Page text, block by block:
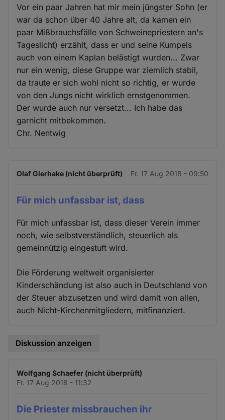
Vor ein paar Jahren hat mir mein jüngster Sohn (er
war da schon über 40 Jahre alt, da kamen ein
paar Mißbrauchsfälle von Schweinepriestern an's
Tageslicht) erzählt, dass er und seine Kumpels
auch von einem Kaplan belästigt wurden... Zwar
nur ein wenig, diese Gruppe war ziemlich stabil,
da traute er sich wohl nicht so richtig, er wurde
von den Jungs nicht wirklich ernstgenommen.
Der wurde auch nur versetzt... Ich habe das
garnicht mitbekommen.
Chr. Nentwig
Olaf Gierhake (nicht überprüft) Fr. 17 Aug 2018 - 09:50
Für mich unfassbar ist, dass
Für mich unfassbar ist, dass dieser Verein immer
noch, wie selbstverständlich, steuerlich als
gemeinnützig eingestuft wird.
Die Förderung weltweit organisierter
Kinderschändung ist also auch in Deutschland von
der Steuer abzusetzen und wird damit von allen,
auch Nicht-Kirchenmitgliedern, mitfinanziert.
Diskussion anzeigen
Wolfgang Schaefer (nicht überprüft)
Fr. 17 Aug 2018 - 11:32
Die Priester missbrauchen ihr